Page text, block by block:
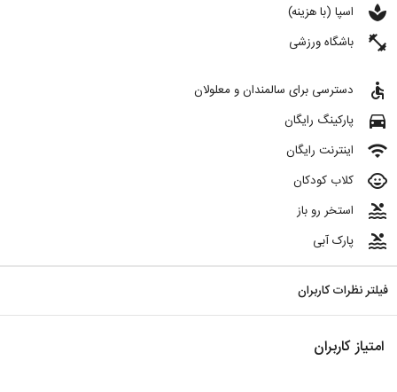
spa اسپا (با هزینه)
fitness_center باشگاه ورزشی
accessible دسترسی برای سالمندان و معلولان
directions_car پارکینگ رایگان
wifi اینترنت رایگان
child_care کلاب کودکان
pool استخر رو باز
pool پارک آبی
فیلتر نظرات کاربران
امتیاز کاربران